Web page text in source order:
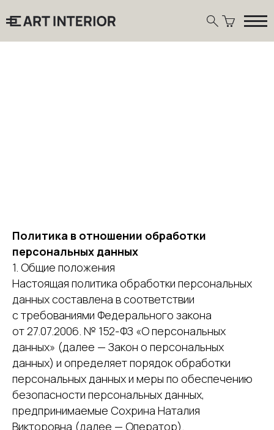
Политика в отношении обработки
персональных данных
1. Общие положения
Настоящая политика обработки персональных
данных составлена в соответствии
с требованиями Федерального закона
от 27.07.2006. № 152-ФЗ «О персональных
данных» (далее — Закон о персональных
данных) и определяет порядок обработки
персональных данных и меры по обеспечению
безопасности персональных данных,
предпринимаемые Сохрина Наталия
Викторовна (далее — Оператор).